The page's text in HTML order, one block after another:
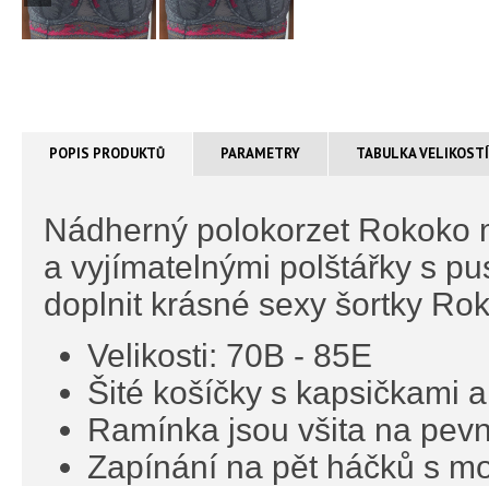
POPIS PRODUKTŮ PARAMETRY TABULKA
Nádherný polokorzet Rokoko
a vyjímatelnými polštářky s
doplnit krásné sexy šortky
Velikosti: 70B - 85E
Šité košíčky s kapsičkami
Ramínka jsou všita na
Zapínání na pět háčků s